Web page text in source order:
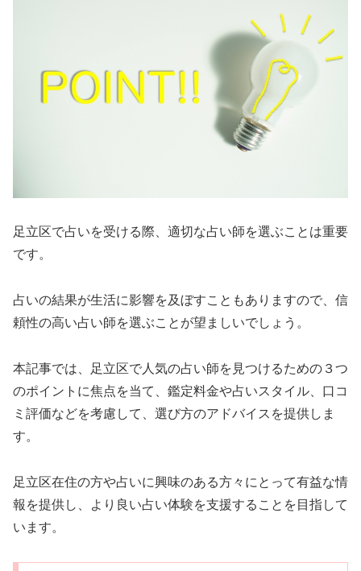
足立区で占いを受ける際、適切な占い師を選ぶことは重要
です。
占いの結果が生活に影響を及ぼすこともありますので、信
頼性の高い占い師を選ぶことが望ましいでしょう。
本記事では、足立区で人気の占い師を見つけるための３つ
のポイントに焦点を当て、鑑定料金や占いスタイル、口コ
ミ評価などを考慮して、選び方のアドバイスを提供しま
す。
足立区在住の方や占いに興味のある方々にとって有益な情
報を提供し、より良い占い体験を支援することを目指して
います。